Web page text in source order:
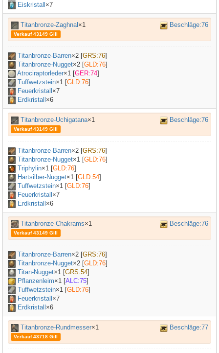
Eiskristall ×7
Titanbronze-Zaghnal ×1 Beschläge:76
Verkauf 43149 Gill
Titanbronze-Barren×2 [GRS:76]
Titanbronze-Nugget×2 [GLD:76]
Atrociraptorleder×1 [GER:74]
Tuffwetzstein×1 [GLD:76]
Feuerkristall ×7
Erdkristall ×6
Titanbronze-Uchigatana×1 Beschläge:76
Verkauf 43149 Gill
Titanbronze-Barren×2 [GRS:76]
Titanbronze-Nugget×1 [GLD:76]
Triphylin×1 [GLD:76]
Hartsilber-Nugget×1 [GLD:54]
Tuffwetzstein×1 [GLD:76]
Feuerkristall ×7
Erdkristall ×6
Titanbronze-Chakrams×1 Beschläge:76
Verkauf 43149 Gill
Titanbronze-Barren×2 [GRS:76]
Titanbronze-Nugget×2 [GLD:76]
Titan-Nugget×1 [GRS:54]
Pflanzenleim×1 [ALC:75]
Tuffwetzstein×1 [GLD:76]
Feuerkristall ×7
Erdkristall ×6
Titanbronze-Rundmesser×1 Beschläge:77
Verkauf 43718 Gill